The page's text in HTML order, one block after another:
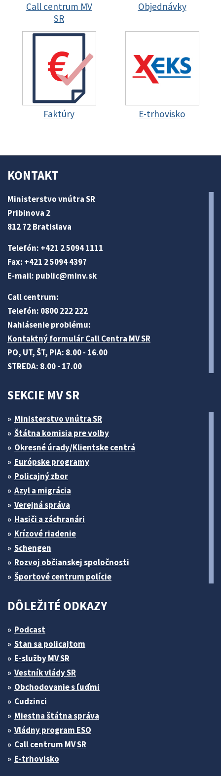
Call centrum MV
SR
Objednávky
Faktúry E-trhovisko
KONTAKT
Ministerstvo vnútra SR
Pribinova 2
812 72 Bratislava
Telefón: +421 2 5094 1111
Fax: +421 2 5094 4397
E-mail: public@minv.sk
Call centrum:
Telefón: 0800 222 222
Nahlásenie problému:
Kontaktný formulár Call Centra MV SR
PO, UT, ŠT, PIA: 8.00 - 16.00
STREDA: 8.00 - 17.00
SEKCIE MV SR
Ministerstvo vnútra SR
Štátna komisia pre volby
Okresné úrady/Klientske centrá
Európske programy
Policajný zbor
Azyl a migrácia
Verejná správa
Hasiči a záchranári
Krízové riadenie
Schengen
Rozvoj občianskej spoločnosti
Športové centrum polície
DÔLEŽITÉ ODKAZY
Podcast
Stan sa policajtom
E-služby MV SR
Vestník vlády SR
Obchodovanie s ľuďmi
Cudzinci
Miestna štátna správa
Vládny program ESO
Call centrum MV SR
E-trhovisko